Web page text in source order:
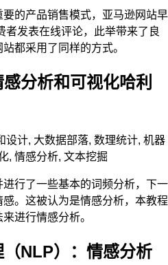
的产品销售模式，亚马逊网站早
者发表在线评论，此举带来了良
都采用了同样的方式。
分析和可视化哈利
设计, 大数据部落, 数理统计, 机器
, 情感分析, 文本挖掘
行了一些基本的词频分析，下一
。这被认为是情感分析，本教程
进行情感分析。
NLP）：情感分析